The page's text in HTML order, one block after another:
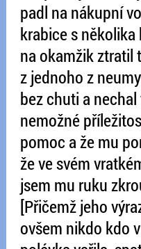
padl na nákupní
krabice s
na okamžik ztratil
z jednoho z
bez chuti a
nemožné
pomoc a že mu
že ve svém
jsem mu ruku
[Přičemž jeho
ovšem nikdo kdo